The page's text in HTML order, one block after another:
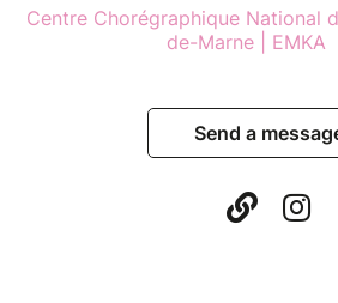
Centre Chorégraphique National
de-Marne | EMKA
Send a